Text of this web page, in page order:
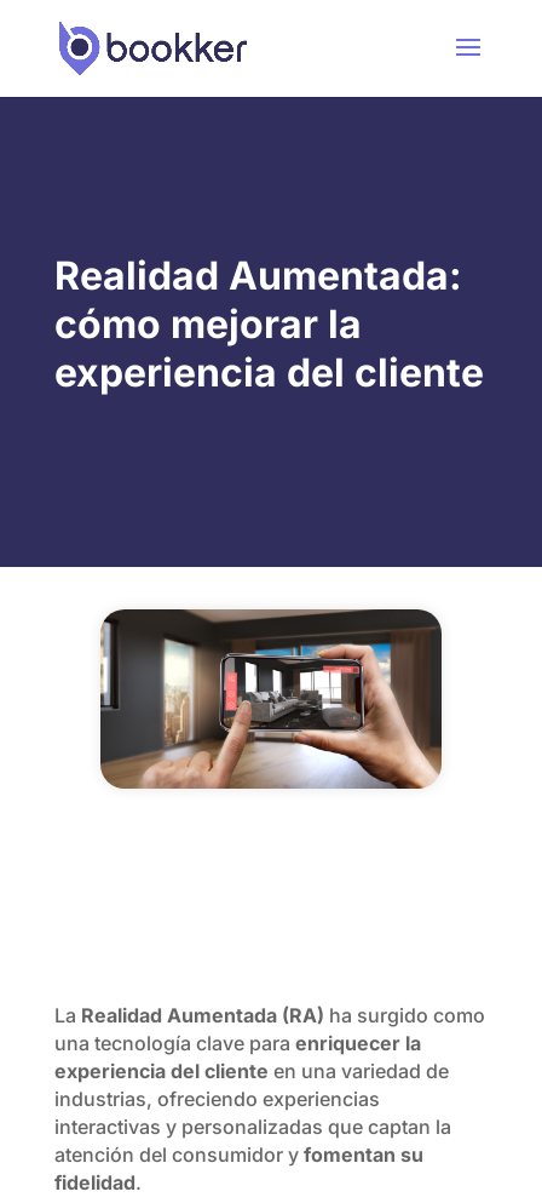
Realidad Aumentada:
cómo mejorar la
experiencia del cliente
La Realidad Aumentada (RA) ha surgido como
una tecnología clave para enriquecer la
experiencia del cliente en una variedad de
industrias, ofreciendo experiencias
interactivas y personalizadas que captan la
atención del consumidor y fomentan su
fidelidad.